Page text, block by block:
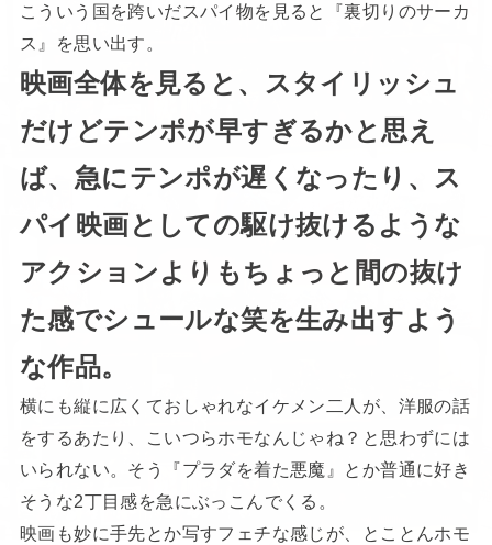
こういう国を跨いだスパイ物を見ると『裏切りのサーカ
ス』を思い出す。
映画全体を見ると、スタイリッシュ
だけどテンポが早すぎるかと思え
ば、急にテンポが遅くなったり、ス
パイ映画としての駆け抜けるような
アクションよりもちょっと間の抜け
た感でシュールな笑を生み出すよう
な作品。
横にも縦に広くておしゃれなイケメン二人が、洋服の話
をするあたり、こいつらホモなんじゃね？と思わずには
いられない。そう『プラダを着た悪魔』とか普通に好き
そうな2丁目感を急にぶっこんでくる。
映画も妙に手先とか写すフェチな感じが、とことんホモ